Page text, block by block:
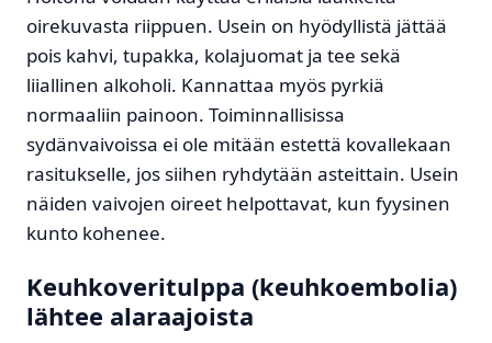
oirekuvasta riippuen. Usein on hyödyllistä jättää
pois kahvi, tupakka, kolajuomat ja tee sekä
liiallinen alkoholi. Kannattaa myös pyrkiä
normaaliin painoon. Toiminnallisissa
sydänvaivoissa ei ole mitään estettä kovallekaan
rasitukselle, jos siihen ryhdytään asteittain. Usein
näiden vaivojen oireet helpottavat, kun fyysinen
kunto kohenee.
Keuhkoveritulppa (keuhkoembolia)
lähtee alaraajoista